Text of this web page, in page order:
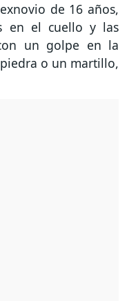
de 16 años,
en el cuello y las
un golpe en la
o un martillo,